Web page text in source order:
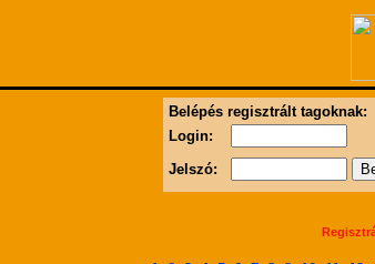
Belépés regisztrált tagoknak:
Login:
Jelszó: